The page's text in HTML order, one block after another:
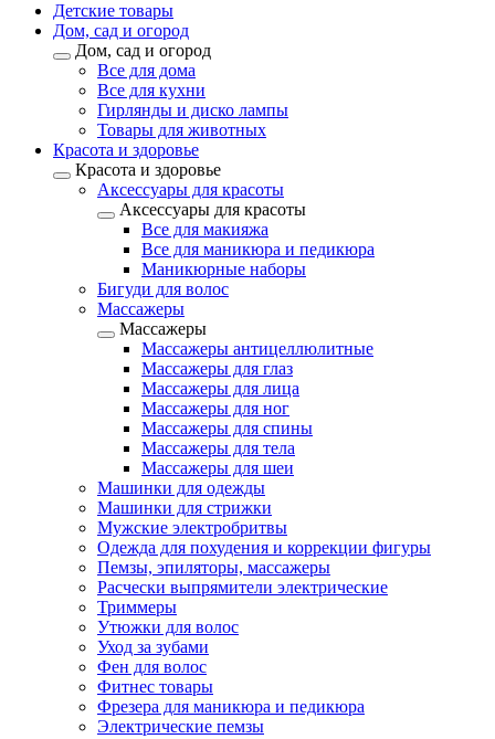
Детские товары
Дом, сад и огород
Дом, сад и огород
Все для дома
Все для кухни
Гирлянды и диско лампы
Товары для животных
Красота и здоровье
Красота и здоровье
Аксессуары для красоты
Аксессуары для красоты
Все для макияжа
Все для маникюра и педикюра
Маникюрные наборы
Бигуди для волос
Массажеры
Массажеры
Массажеры антицеллюлитные
Массажеры для глаз
Массажеры для лица
Массажеры для ног
Массажеры для спины
Массажеры для тела
Массажеры для шеи
Машинки для одежды
Машинки для стрижки
Мужские электробритвы
Одежда для похудения и коррекции фигуры
Пемзы, эпиляторы, массажеры
Расчески выпрямители электрические
Триммеры
Утюжки для волос
Уход за зубами
Фен для волос
Фитнес товары
Фрезера для маникюра и педикюра
Электрические пемзы